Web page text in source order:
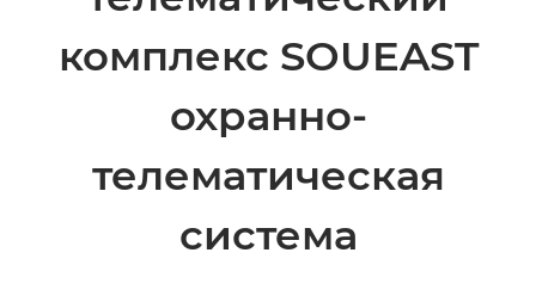
комплекс SOUEAST
охранно-
телематическая
система